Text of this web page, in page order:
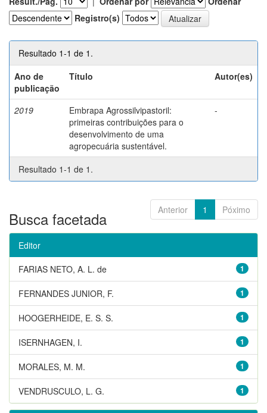
Registro(s)
Resultado 1-1 de 1.
Ano de
publicação
Título Autor(es)
2019
Embrapa Agrossilvipastoril:
primeiras contribuições para o
desenvolvimento de uma
agropecuária sustentável.
-
Resultado 1-1 de 1.
Anterior 1 Póximo
Busca facetada
Editor
1
FARIAS NETO, A. L. de
1
FERNANDES JUNIOR, F.
1
HOOGERHEIDE, E. S. S.
1
ISERNHAGEN, I.
1
MORALES, M. M.
1
VENDRUSCULO, L. G.